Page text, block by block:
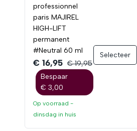
professionnel
paris MAJIREL
HIGH-LIFT
permanent
#Neutral 60 ml
€ 16,95 € 19,95
Bespaar
€ 3,00
Op voorraad -
dinsdag in huis
Selecteer